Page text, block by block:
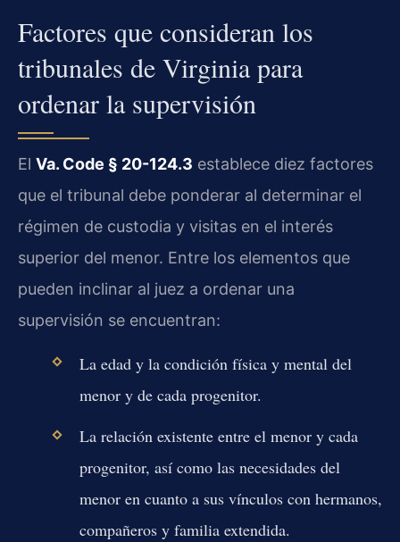
Factores que consideran los
tribunales de Virginia para
ordenar la supervisión
El Va. Code § 20-124.3 establece diez factores
que el tribunal debe ponderar al determinar el
régimen de custodia y visitas en el interés
superior del menor. Entre los elementos que
pueden inclinar al juez a ordenar una
supervisión se encuentran:
La edad y la condición física y mental del
menor y de cada progenitor.
La relación existente entre el menor y cada
progenitor, así como las necesidades del
menor en cuanto a sus vínculos con hermanos,
compañeros y familia extendida.